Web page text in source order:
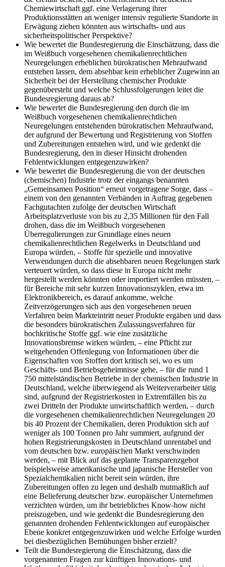
Chemiewirtschaft ggf. eine Verlagerung ihrer
Produktionsstätten an weniger intensiv regulierte Standorte in
Erwägung ziehen könnten aus wirtschafts- und aus
sicherheitspolitischer Perspektive?
Wie bewertet die Bundesregierung die Einschätzung, dass die
im Weißbuch vorgesehenen chemikalienrechtlichen
Neuregelungen erheblichen bürokratischen Mehraufwand
entstehen lassen, dem absehbar kein erheblicher Zugewinn an
Sicherheit bei der Herstellung chemischer Produkte
gegenübersteht und welche Schlussfolgerungen leitet die
Bundesregierung daraus ab?
Wie bewertet die Bundesregierung den durch die im
Weißbuch vorgesehenen chemikalienrechtlichen
Neuregelungen entstehenden bürokratischen Mehraufwand,
der aufgrund der Bewertung und Registrierung von Stoffen
und Zubereitungen entstehen wird, und wie gedenkt die
Bundesregierung, den in dieser Hinsicht drohenden
Fehlentwicklungen entgegenzuwirken?
Wie bewertet die Bundesregierung die von der deutschen
(chemischen) Industrie trotz der eingangs benannten
„Gemeinsamen Position“ erneut vorgetragene Sorge, dass –
einem von den genannten Verbänden in Auftrag gegebenen
Fachgutachten zufolge der deutschen Wirtschaft
Arbeitsplatzverluste von bis zu 2,35 Millionen für den Fall
drohen, dass die im Weißbuch vorgesehenen
Überregulierungen zur Grundlage eines neuen
chemikalienrechtlichen Regelwerks in Deutschland und
Europa würden, – Stoffe für spezielle und innovative
Verwendungen durch die absehbaren neuen Regelungen stark
verteuert würden, so dass diese in Europa nicht mehr
hergestellt werden könnten oder importiert werden müssten, –
für Bereiche mit sehr kurzen Innovationszyklen, etwa im
Elektronikbereich, es darauf ankomme, welche
Zeitverzögerungen sich aus den vorgesehenen neuen
Verfahren beim Markteintritt neuer Produkte ergäben und dass
die besonders bürokratischen Zulassungsverfahren für
hochkritische Stoffe ggf. wie eine zusätzliche
Innovationsbremse wirken würden, – eine Pflicht zur
weitgehenden Offenlegung von Informationen über die
Eigenschaften von Stoffen dort kritisch sei, wo es um
Geschäfts- und Betriebsgeheimnisse gehe, – für die rund 1
750 mittelständischen Betriebe in der chemischen Industrie in
Deutschland, welche überwiegend als Weiterverarbeiter tätig
sind, aufgrund der Registrierkosten in Extremfällen bis zu
zwei Dritteln der Produkte unwirtschaftlich werden, – durch
die vorgesehenen chemikalienrechtlichen Neuregelungen 20
bis 40 Prozent der Chemikalien, deren Produktion sich auf
weniger als 100 Tonnen pro Jahr summiert, aufgrund der
hohen Registrierungskosten in Deutschland unrentabel und
vom deutschen bzw. europäischen Markt verschwinden
werden, – mit Blick auf das geplante Transparenzgebot
beispielsweise amerikanische und japanische Hersteller von
Spezialchemikalien nicht bereit sein würden, ihre
Zubereitungen offen zu legen und deshalb mutmaßlich auf
eine Belieferung deutscher bzw. europäischer Unternehmen
verzichten würden, um ihr betriebliches Know-how nicht
preiszugeben, und wie gedenkt die Bundesregierung den
genannten drohenden Fehlentwicklungen auf europäischer
Ebene konkret entgegenzuwirken und welche Erfolge wurden
bei diesbezüglichen Bemühungen bisher erzielt?
Teilt die Bundesregierung die Einschätzung, dass die
vorgenannten Fragen zur künftigen Innovations- und